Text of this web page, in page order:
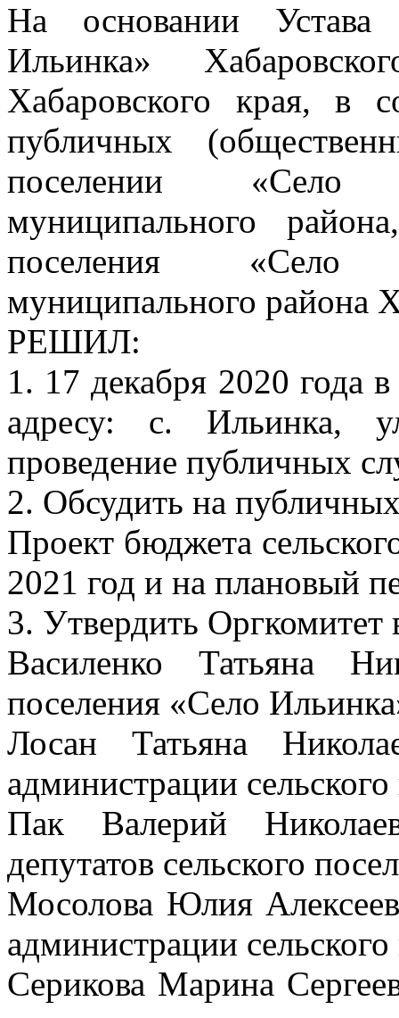
На основании Устава
Ильинка»
Хабаровского края, в
публичных
поселении «Село
муниципального
поселения «Село
муниципального района
РЕШИЛ:
1. 17 декабря 2020
адресу: с. Ильинка,
проведение публичных
2. Обсудить на
Проект бюджета
2021 год и на плановый
3. Утвердить
Василенко Татьяна
поселения «Село
Лосан Татьяна
администрации
Пак Валерий
депутатов сельского
Мосолова Юлия
администрации
Серикова Марина